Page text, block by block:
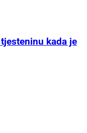
kada je